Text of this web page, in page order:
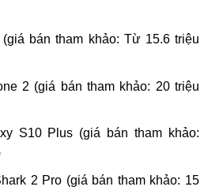
bán tham khảo: Từ 15.6 triệu
2 (giá bán tham khảo: 20 triệu
S10 Plus (giá bán tham khảo:
2 Pro (giá bán tham khảo: 15